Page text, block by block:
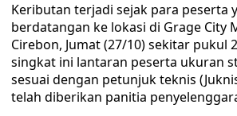
Keributan terjadi sejak para peserta
berdatangan ke lokasi di Grage City
Cirebon, Jumat (27/10) sekitar pukul
singkat ini lantaran peserta ukuran
sesuai dengan petunjuk teknis
telah diberikan panitia